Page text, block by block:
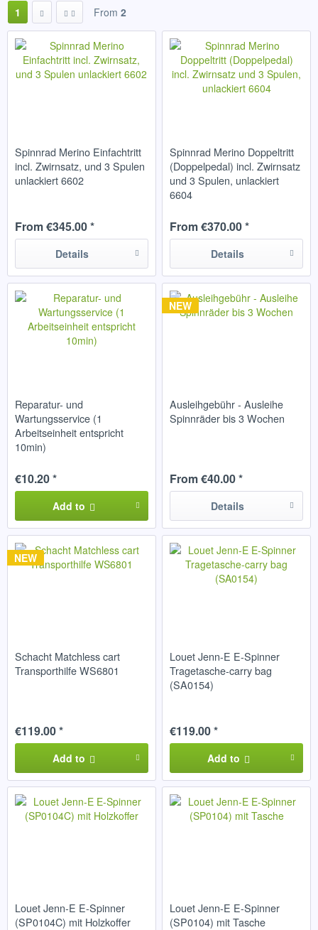
1 From 2
Spinnrad Merino Einfachtritt
incl. Zwirnsatz, und 3 Spulen
unlackiert 6602
From €345.00 *
Details
Spinnrad Merino Doppeltritt
(Doppelpedal) incl. Zwirnsatz
und 3 Spulen, unlackiert
6604
From €370.00 *
Details
Reparatur- und
Wartungsservice (1
Arbeitseinheit entspricht
10min)
€10.20 *
Add to
NEW
Ausleihgebühr - Ausleihe
Spinnräder bis 3 Wochen
From €40.00 *
Details
NEW
Schacht Matchless cart
Transporthilfe WS6801
€119.00 *
Add to
Louet Jenn-E E-Spinner
Tragetasche-carry bag
(SA0154)
€119.00 *
Add to
Louet Jenn-E E-Spinner
(SP0104C) mit Holzkoffer
Louet Jenn-E E-Spinner
(SP0104) mit Tasche